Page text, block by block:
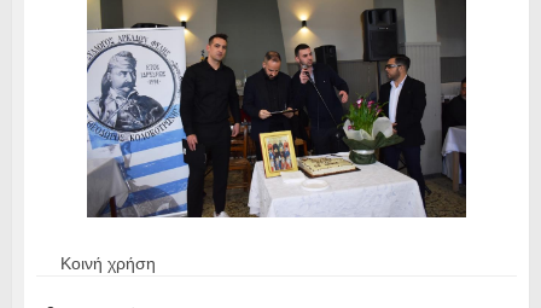
Κοινή χρήση